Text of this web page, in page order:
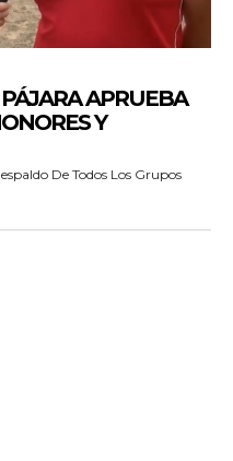
APRUEBA
Y
De Todos Los Grupos